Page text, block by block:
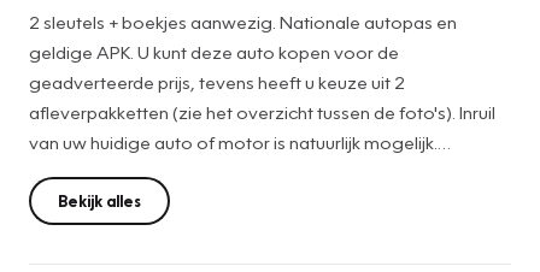
2 sleutels + boekjes aanwezig. Nationale autopas en
geldige APK. U kunt deze auto kopen voor de
geadverteerde prijs, tevens heeft u keuze uit 2
afleverpakketten (zie het overzicht tussen de foto's). Inruil
van uw huidige auto of motor is natuurlijk mogelijk.
Bezichtiging en proefrit met afspraak mogelijk.
De motorrijtuigenbelasting is +/- € 72,- per maand
Bekijk alles